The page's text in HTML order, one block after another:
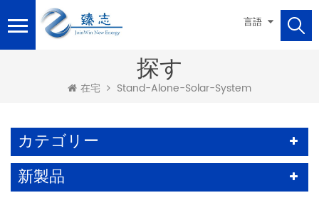
言語
探す
在宅 Stand-Alone-Solar-System
カテゴリー
新製品